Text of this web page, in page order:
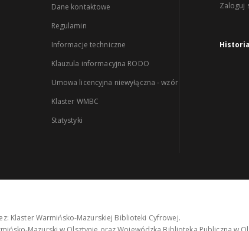
Dane kontaktowe
Regulamin
Informacje techniczne
Klauzula informacyjna RODO
Umowa licencyjna niewyłączna - wzór
Klaster WMBC
Statystyki
Zaloguj
Klaster Warmińsko-Mazurskiej Biblioteki Cyfrowej.